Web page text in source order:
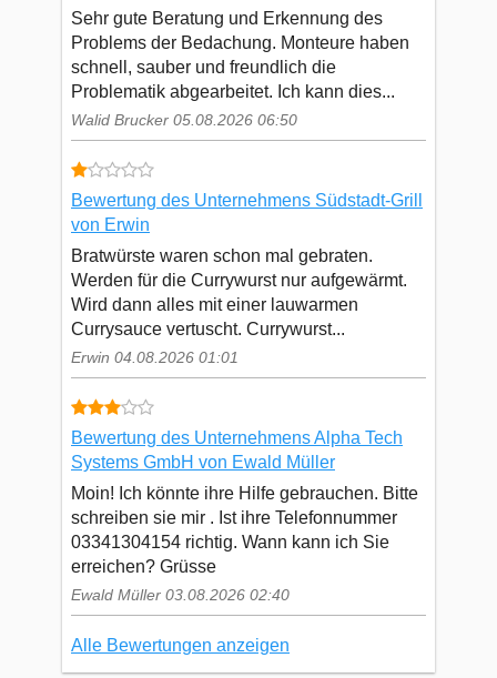
Sehr gute Beratung und Erkennung des
Problems der Bedachung. Monteure haben
schnell, sauber und freundlich die
Problematik abgearbeitet. Ich kann dies...
Walid Brucker 05.08.2026 06:50
Bewertung des Unternehmens Südstadt-Grill
von Erwin
Bratwürste waren schon mal gebraten.
Werden für die Currywurst nur aufgewärmt.
Wird dann alles mit einer lauwarmen
Currysauce vertuscht. Currywurst...
Erwin 04.08.2026 01:01
Bewertung des Unternehmens Alpha Tech
Systems GmbH von Ewald Müller
Moin! Ich könnte ihre Hilfe gebrauchen. Bitte
schreiben sie mir . Ist ihre Telefonnummer
03341304154 richtig. Wann kann ich Sie
erreichen? Grüsse
Ewald Müller 03.08.2026 02:40
Alle Bewertungen anzeigen